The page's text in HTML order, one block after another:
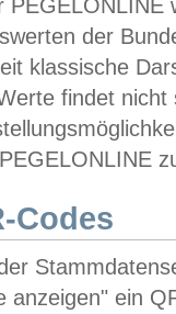
PEGELONLINE
der
klassische
findet
Codes
anzeigen" ein